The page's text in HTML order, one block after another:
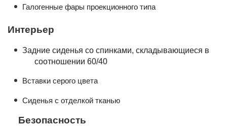
Галогенные фары проекционного типа
Интерьер
Задние сиденья со спинками, складывающиеся в
соотношении 60/40
Вставки серого цвета
Сиденья с отделкой тканью
Безопасность